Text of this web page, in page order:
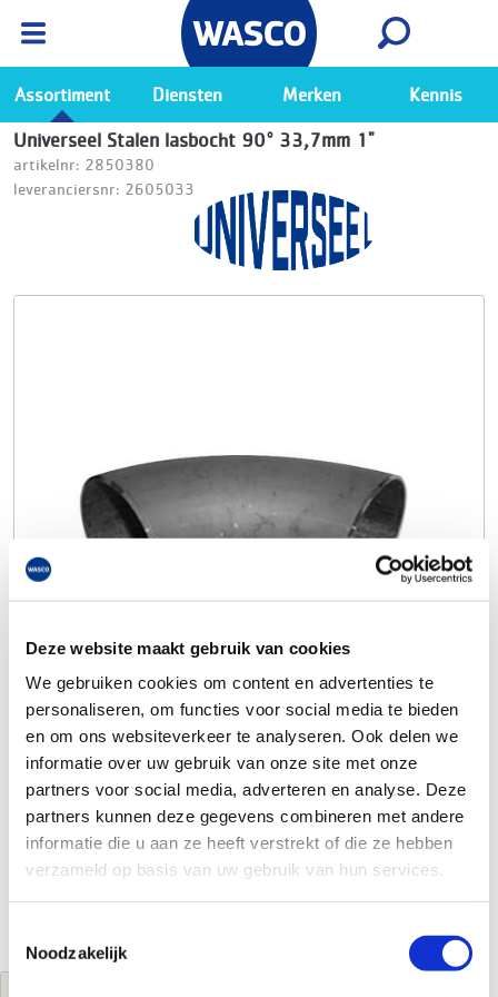
Deze website maakt gebruik van cookies
We gebruiken cookies om content en advertenties te
personaliseren, om functies voor social media te bieden
en om ons websiteverkeer te analyseren. Ook delen we
informatie over uw gebruik van onze site met onze
partners voor social media, adverteren en analyse. Deze
partners kunnen deze gegevens combineren met andere
informatie die u aan ze heeft verstrekt of die ze hebben
verzameld op basis van uw gebruik van hun services.
Noodzakelijk
Ga naar de Wasco app
Bekijk
Assortiment Diensten Merken Kennis
Universeel Stalen lasbocht 90° 33,7mm 1"
artikelnr: 2850380
leveranciersnr: 2605033